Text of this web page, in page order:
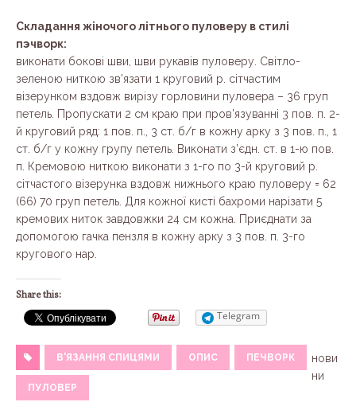
Складання жіночого літнього пуловеру в стилі
пэчворк:
виконати бокові шви, шви рукавів пуловеру. Світло-
зеленою ниткою зв’язати 1 круговий р. сітчастим
візерунком вздовж вирізу горловини пуловера – 36 груп
петель. Пропускати 2 см краю при пров’язуванні 3 пов. п. 2-
й круговий ряд: 1 пов. п., 3 ст. б/г в кожну арку з 3 пов. п., 1
ст. б/г у кожну групу петель. Виконати з’єдн. ст. в 1-ю пов.
п. Кремовою ниткою виконати з 1-го по 3-й круговий р.
сітчастого візерунка вздовж нижнього краю пуловеру = 62
(66) 70 груп петель. Для кожної кисті бахроми нарізати 5
кремових ниток завдовжки 24 см кожна. Приєднати за
допомогою гачка пензля в кожну арку з 3 пов. п. 3-го
кругового нар.
Share this:
Telegram
В'ЯЗАННЯ СПИЦЯМИ ОПИС ПЕЧВОРК
ПУЛОВЕР
нови
ни